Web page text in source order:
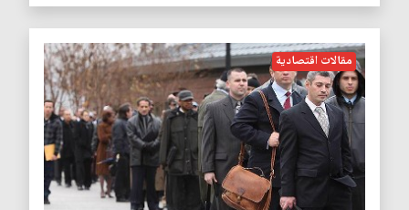
مقالات اقتصادية